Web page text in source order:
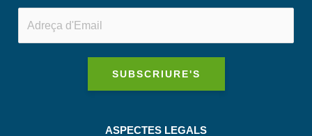
SUBSCRIURE'S
ASPECTES LEGALS